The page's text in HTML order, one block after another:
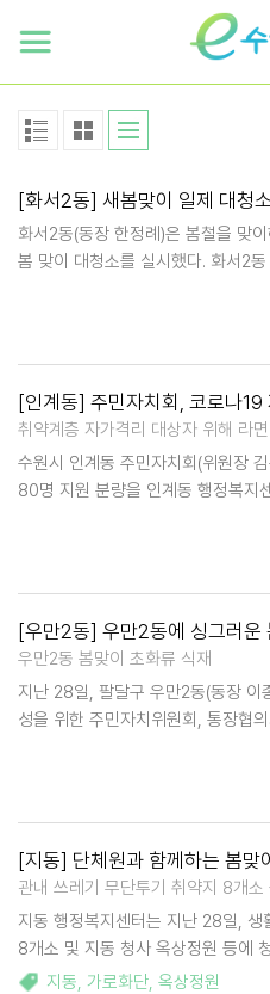
[화서2동] 새봄맞이 일제 대청
화서2동(동장 한정례)은 봄철을 맞
봄 맞이 대청소를 실시했다. 화서2
민, 공무원, 환경관리원 등 50여명
정복지센터 주변 환경정비와 시민
취약계층 자가격리 대상자 위해 라
수원시 인계동 주민자치회(위원장
80명 지원 분량을 인계동 행정복지
기부는 수원시 내 확진자 발생으로
[우만2동] 우만2동에 싱그러운
우만2동 봄맞이 초화류 식재
지난 28일, 팔달구 우만2동(동장 이
성을 위한 주민자치위원회, 통장협
대로변을 정비하며 봄철 초화류를
중심으로 각 구간마다 제초작업을
[지동] 단체원과 함께하는 봄맞
관내 쓰레기 무단투기 취약지 8개소
지동 행정복지센터는 지난 28일, 생
8개소 및 지동 청사 옥상정원 등에
초화식재를 실시했다. 이 날은 통장
지동, 가로화단, 옥상정원